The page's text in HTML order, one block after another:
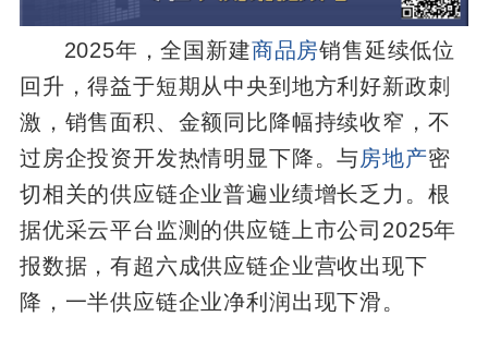
2025年，全国新建商品房销售延续低位
回升，得益于短期从中央到地方利好新政刺
激，销售面积、金额同比降幅持续收窄，不
过房企投资开发热情明显下降。与房地产密
切相关的供应链企业普遍业绩增长乏力。根
据优采云平台监测的供应链上市公司2025年
报数据，有超六成供应链企业营收出现下
降，一半供应链企业净利润出现下滑。